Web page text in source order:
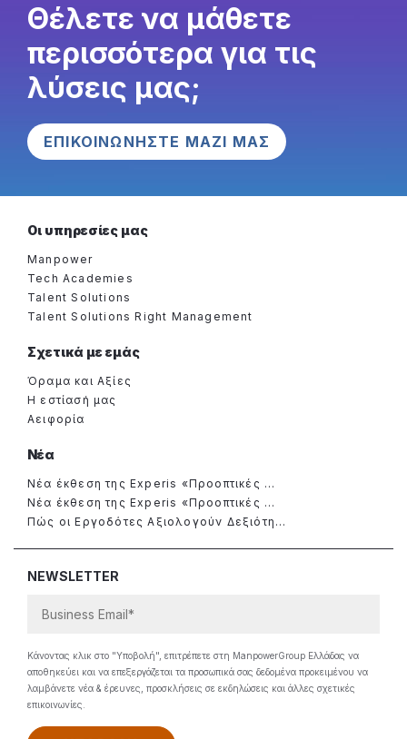
Θέλετε να μάθετε
περισσότερα για τις
λύσεις μας;
ΕΠΙΚΟΙΝΩΝΗΣΤΕ ΜΑΖΙ ΜΑΣ
Οι υπηρεσίες μας
Manpower
Tech Academies
Talent Solutions
Talent Solutions Right Management
Σχετικά με εμάς
Όραμα και Αξίες
Η εστίασή μας
Αειφορία
Νέα
Νέα έκθεση της Experis «Προοπτικές ...
Νέα έκθεση της Experis «Προοπτικές ...
Πώς οι Εργοδότες Αξιολογούν Δεξιότη...
NEWSLETTER
Κάνοντας κλικ στο "Υποβολή", επιτρέπετε στη ManpowerGroup Ελλάδας να
αποθηκεύει και να επεξεργάζεται τα προσωπικά σας δεδομένα προκειμένου να
λαμβάνετε νέα & έρευνες, προσκλήσεις σε εκδηλώσεις και άλλες σχετικές
επικοινωνίες.